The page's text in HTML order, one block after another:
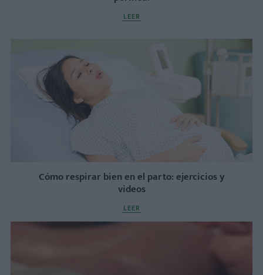
LEER
Cómo respirar bien en el parto: ejercicios y
videos
LEER